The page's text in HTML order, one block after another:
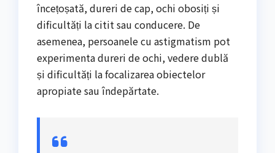
încețoșată, dureri de cap, ochi obosiți și
dificultăți la citit sau conducere. De
asemenea, persoanele cu astigmatism pot
experimenta dureri de ochi, vedere dublă
și dificultăți la focalizarea obiectelor
apropiate sau îndepărtate.